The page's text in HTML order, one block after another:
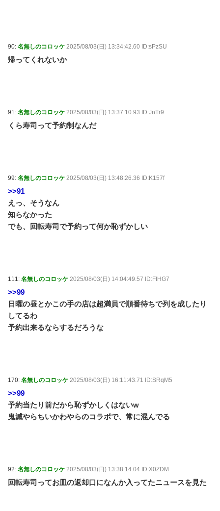
90: 名無しのコロッケ 2025/08/03(日) 13:34:42.60 ID:sPzSU
帰ってくれないか
91: 名無しのコロッケ 2025/08/03(日) 13:37:10.93 ID:JnTr9
くら寿司って予約制なんだ
99: 名無しのコロッケ 2025/08/03(日) 13:48:26.36 ID:K157f
>>91
えっ、そうなん
知らなかった
でも、回転寿司で予約って何か恥ずかしい
111: 名無しのコロッケ 2025/08/03(日) 14:04:49.57 ID:FIHG7
>>99
日曜の昼とかこの手の店は超満員で順番待ちで列を成したり
してるわ
予約出来るならするだろうな
170: 名無しのコロッケ 2025/08/03(日) 16:11:43.71 ID:SRqM5
>>99
予約当たり前だから恥ずかしくはないw
鬼滅やらちいかわやらのコラボで、常に混んでる
92: 名無しのコロッケ 2025/08/03(日) 13:38:14.04 ID:X0ZDM
回転寿司ってお皿の返却口になんか入ってたニュースを見た